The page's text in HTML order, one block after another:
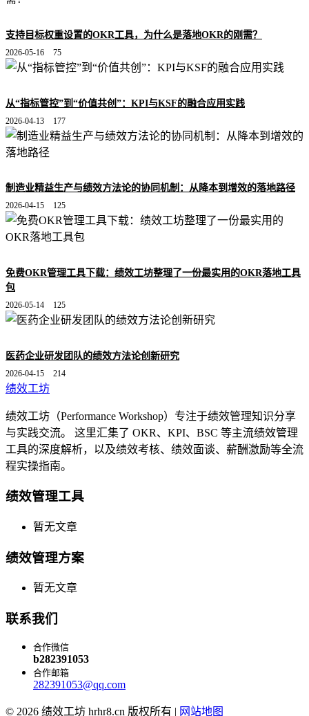
支持目标权重设置的OKR工具，为什么是落地OKR的刚需？
2026-05-16 75
从“指标管控”到“价值共创”：KPI与KSF的融合应用实践
2026-04-13 177
制造业精益生产与绩效方法论的协同机制：从降本到增效的落地路径
2026-04-15 125
免费OKR管理工具下载：绩效工坊整理了一份最实用的OKR落地工具
包
2026-05-14 125
医药企业研发团队的绩效方法论创新研究
2026-04-15 214
绩效工坊
绩效工坊（Performance Workshop）专注于绩效管理知识分享
与实践交流。 这里汇集了 OKR、KPI、BSC 等主流绩效管理
工具的深度解析，以及绩效考核、绩效面谈、薪酬激励等全流
程实操指南。
绩效管理工具
暂无文章
绩效管理方案
暂无文章
联系我们
合作微信
b282391053
合作邮箱
282391053@qq.com
© 2026 绩效工坊 hrhr8.cn 版权所有 | 网站地图